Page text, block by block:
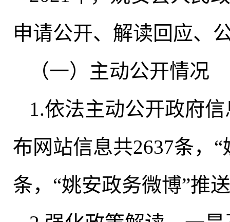
申请公开、解读回应、
（一）主动公开情况
1.依法主动公开政府信
布网站信息共2637条，
条， “姚安政务微博”推